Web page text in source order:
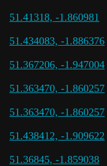
51.41318, -1.860981
51.434083, -1.886376
51.367206, -1.947004
51.363470, -1.860257
51.363470, -1.860257
51.438412, -1.909622
51.36845, -1.859038